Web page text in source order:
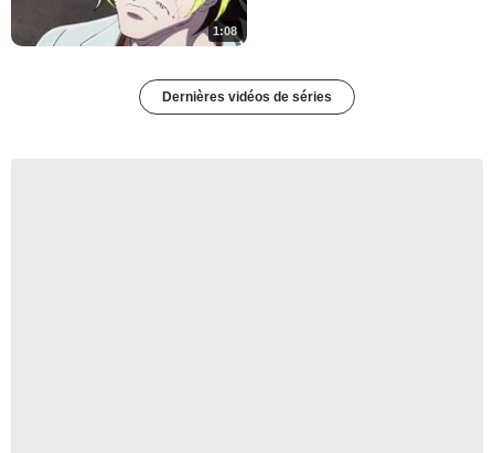
1:08
Dernières vidéos de séries